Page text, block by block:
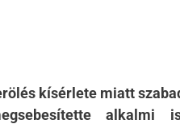
kísérlete miatt
alkalmi